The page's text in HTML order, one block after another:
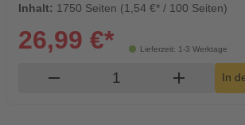
Inhalt: 1750 Seiten (1,54 €* / 100 Seiten)
Lieferzeit: 1-3 Werktage
26,99 €*
remove Produkt Warenkorb
add In